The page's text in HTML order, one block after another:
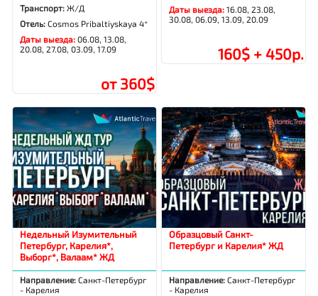
Транспорт:Ж/Д
Отель:Cosmos Pribaltiyskaya 4*
Даты выезда:06.08, 13.08,
20.08, 27.08, 03.09, 17.09
от 360$
Даты выезда:16.08, 23.08,
30.08, 06.09, 13.09, 20.09
160$ + 450р.
Недельный Изумительный
Петербург, Карелия*,
Выборг*, Валаам* ЖД
Направление:Санкт-Петербург
- Карелия
Образцовый Санкт-
Петербург и Карелия* ЖД
Направление:Санкт-Петербург
- Карелия